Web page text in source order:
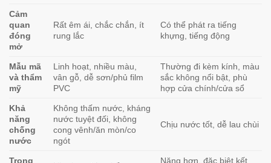
Cảm
quan
đóng
mở
Rất êm ái, chắc chắn, ít
rung lắc
Có thể phát ra tiếng
khựng, tiếng động
Mẫu mã
và thẩm
mỹ
Linh hoạt, nhiều màu,
vân gỗ, dễ sơn/phủ film
PVC
Thường đi kèm kính, màu
sắc không nổi bật, phù
hợp cửa chính/cửa sổ
Khả
năng
chống
nước
Không thấm nước, kháng
nước tuyệt đối, không
cong vênh/ăn mòn/co
ngót
Chịu nước tốt, dễ lau chùi
Trọng
Nặng hơn, đặc biệt kết